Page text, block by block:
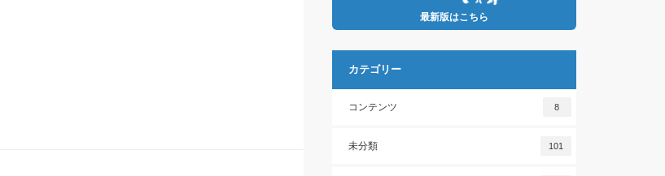
最新版はこちら
カテゴリー
コンテンツ 8
未分類 101